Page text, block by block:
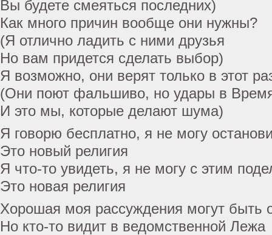
Вы будете смеяться последних)
Как много причин вообще они нужны?
(Я отлично ладить с ними друзья
Но вам придется сделать выбор)
Я возможно, они верят только в этот
(Они поют фальшиво, но удары в
И это мы, которые делают шума)
Я говорю бесплатно, я не могу
Это новый религия
Я что-то увидеть, я не могу с этим
Это новая религия
Хорошая моя рассуждения могут быть
Но кто-то видит в ведомственной Лежа